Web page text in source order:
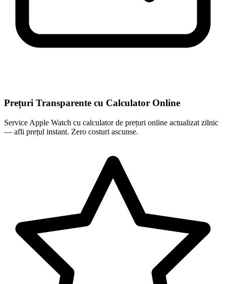
Prețuri Transparente cu Calculator Online
Service Apple Watch cu calculator de prețuri online actualizat zilnic
— afli prețul instant. Zero costuri ascunse.